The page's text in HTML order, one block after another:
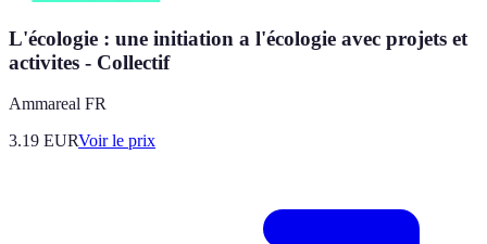
L'écologie : une initiation a l'écologie avec projets et
activites - Collectif
Ammareal FR
3.19 EURVoir le prix